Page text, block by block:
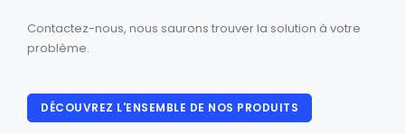
Contactez-nous, nous saurons trouver la solution à votre
problème.
DÉCOUVREZ L'ENSEMBLE DE NOS PRODUITS